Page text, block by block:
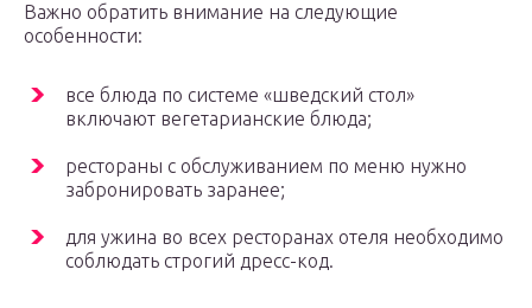
Важно обратить внимание на следующие
особенности:
все блюда по системе «шведский стол»
включают вегетарианские блюда;
рестораны с обслуживанием по меню нужно
забронировать заранее;
для ужина во всех ресторанах отеля необходимо
соблюдать строгий дресс-код.